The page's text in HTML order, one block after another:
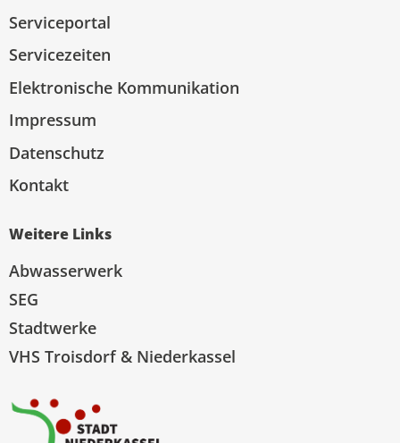
Serviceportal
Servicezeiten
Elektronische Kommunikation
Impressum
Datenschutz
Kontakt
Weitere Links
Abwasserwerk
SEG
Stadtwerke
VHS Troisdorf & Niederkassel